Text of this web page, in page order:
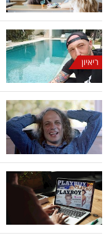
ספורט
קריירה
ולימודים
מינויים
רייטינג
רכב
בריאות
תרבות
ריאיון